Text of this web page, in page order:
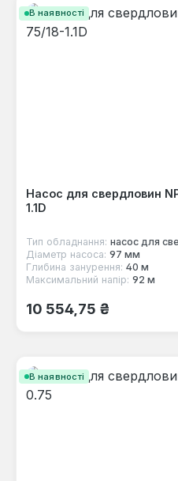
В наявності
Насос для свердловин
1.1D
Тип обладнання: насос для
Діаметр насоса: 97 мм
Глибина занурення: 40 м
Максимальний напір: 92 м
Звичайна ціна:
10 554,75 ₴
В наявності